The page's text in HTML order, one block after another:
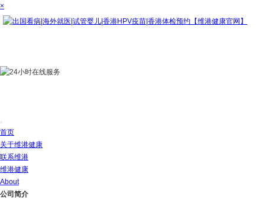
×
首页
关于维港健康
联系维港
维港健康
About
公司简介